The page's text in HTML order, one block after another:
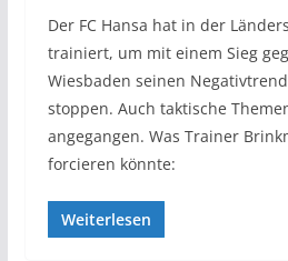
Der FC Hansa hat in der
trainiert, um mit einem Sieg
Wiesbaden seinen
stoppen. Auch taktische
angegangen. Was Trainer
forcieren könnte:
Weiterlesen